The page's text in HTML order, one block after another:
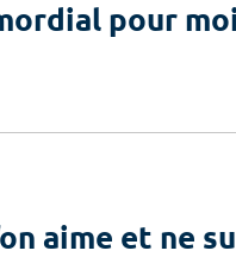
pour
aime et ne